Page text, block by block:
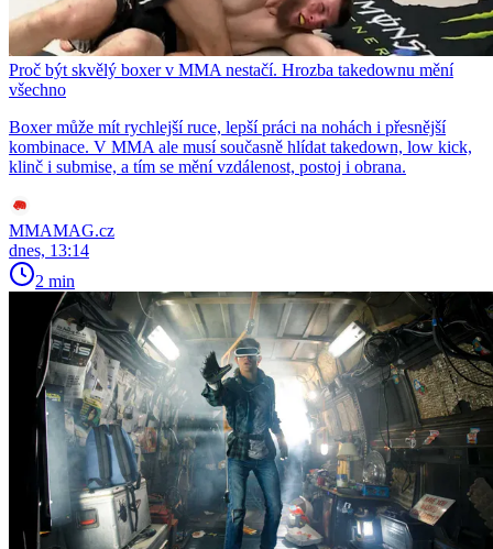
Proč být skvělý boxer v MMA nestačí. Hrozba takedownu mění
všechno
Boxer může mít rychlejší ruce, lepší práci na nohách i přesnější
kombinace. V MMA ale musí současně hlídat takedown, low kick,
klinč i submise, a tím se mění vzdálenost, postoj i obrana.
MMAMAG.cz
dnes, 13:14
2 min